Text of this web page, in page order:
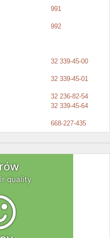
991
992
32 339-45-00
32 339-45-01
32 236-82-54
32 339-45-64
668-227-435